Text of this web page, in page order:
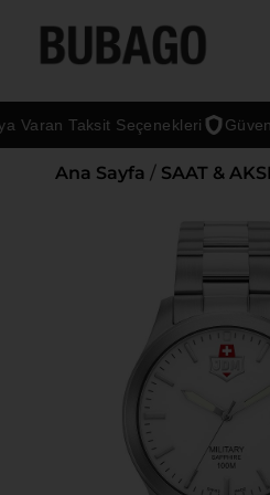
Taksit Seçenekleri Güvenli
Ana Sayfa / SAAT &